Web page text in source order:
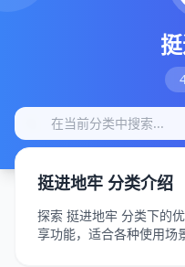
挺进地牢 分类介绍
探索 挺进地牢 分类下的
享功能，适合各种使用场